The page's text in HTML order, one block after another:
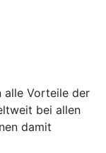
alle Vorteile der
bei allen
damit